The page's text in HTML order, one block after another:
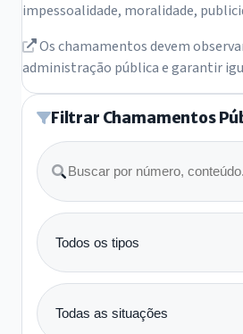
impessoalidade, moralidade,
Os chamamentos devem
administração pública e garantir
Filtrar Chamamentos
Buscar
Tipo
Situação